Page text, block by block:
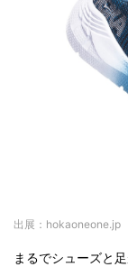
出展：hokaoneone.jp
まるでシューズと